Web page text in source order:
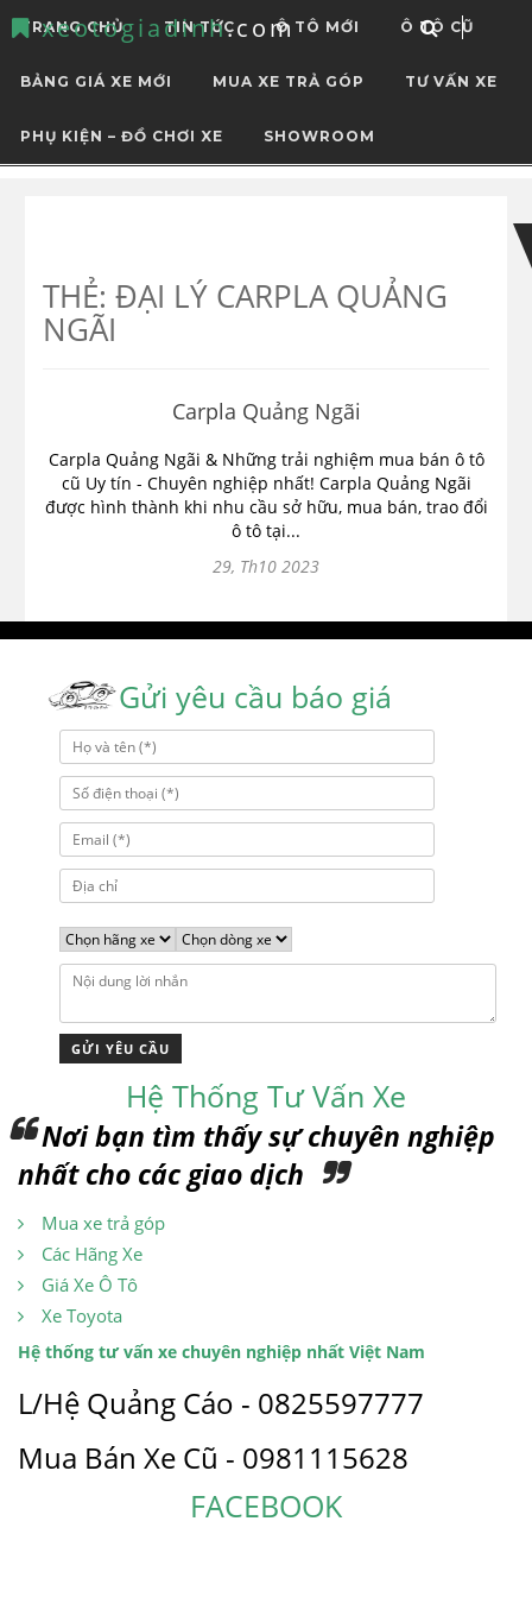
TRANG CHỦ TIN TỨC Ô TÔ MỚI Ô TÔ CŨ
BẢNG GIÁ XE MỚI MUA XE TRẢ GÓP TƯ VẤN XE
PHỤ KIỆN – ĐỒ CHƠI XE SHOWROOM
xeotogiadinh.com
THẺ: ĐẠI LÝ CARPLA QUẢNG
NGÃI
Carpla Quảng Ngãi
Carpla Quảng Ngãi & Những trải nghiệm mua bán ô tô
cũ Uy tín - Chuyên nghiệp nhất! Carpla Quảng Ngãi
được hình thành khi nhu cầu sở hữu, mua bán, trao đổi
ô tô tại...
29, Th10 2023
Gửi yêu cầu báo giá
Hệ Thống Tư Vấn Xe
Nơi bạn tìm thấy sự chuyên nghiệp
nhất cho các giao dịch
Mua xe trả góp
Các Hãng Xe
Giá Xe Ô Tô
Xe Toyota
Hệ thống tư vấn xe chuyên nghiệp nhất Việt Nam
L/Hệ Quảng Cáo - 0825597777
Mua Bán Xe Cũ - 0981115628
FACEBOOK